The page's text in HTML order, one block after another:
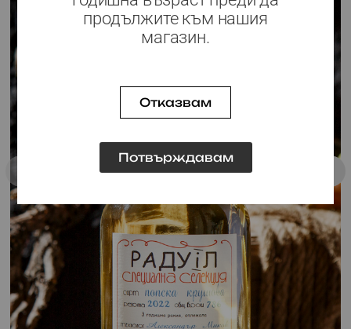
продължите към нашия
магазин.
Отказвам
Потвърждавам